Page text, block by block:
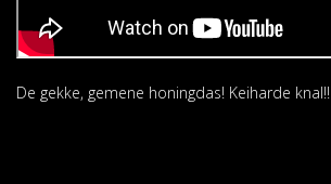
De gekke, gemene honingdas! Keiharde knal!!